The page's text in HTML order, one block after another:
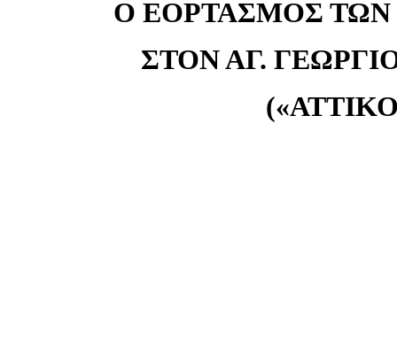
Ο ΕΟΡΤΑΣΜΟΣ
ΣΤΟΝ ΑΓ.